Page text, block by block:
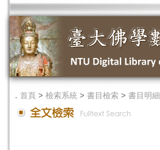
． 首頁 > 檢索系統 > 書目檢索 > 書目明細